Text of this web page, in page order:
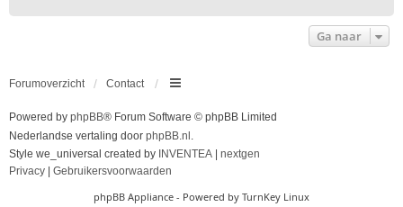
Ga naar
Forumoverzicht Contact
Powered by phpBB® Forum Software © phpBB Limited
Nederlandse vertaling door phpBB.nl .
Style we_universal created by INVENTEA
nextgen
Privacy
Gebruikersvoorwaarden
phpBB Appliance - Powered by TurnKey Linux